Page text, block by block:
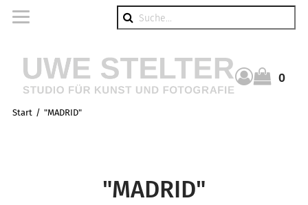
0
Start "MADRID"
"MADRID"